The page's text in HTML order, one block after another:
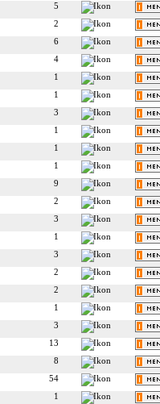
5
2
6
4
1
1
3
1
1
1
9
2
3
1
3
2
2
1
3
13
8
54
1